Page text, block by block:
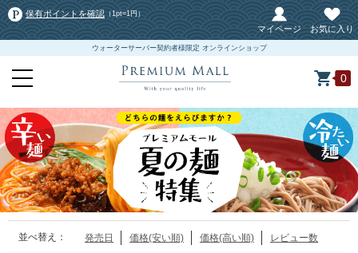
保有ポイントを確認 （1pt=1円）
マイページ お気に入り
ウォーターサーバー契約者様限定 オンラインショップ
0
並べ替え： 発売日 価格(安い順) 価格(高い順) レビュー数